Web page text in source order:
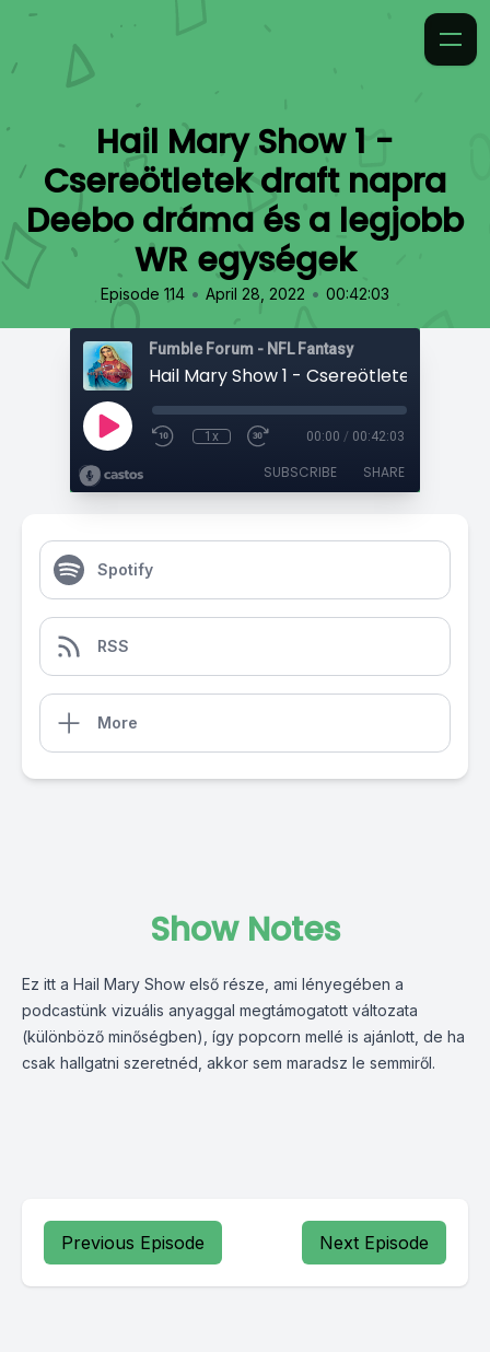
Hail Mary Show 1 -
Csereötletek draft napra
Deebo dráma és a legjobb
WR egységek
Episode 114 • April 28, 2022 • 00:42:03
Fumble Forum - NFL Fantasy
1x 00:00 / 00:42:03
SUBSCRIBE SHARE
Spotify
RSS
More
Show Notes
Ez itt a Hail Mary Show első része, ami lényegében a
podcastünk vizuális anyaggal megtámogatott változata
(különböző minőségben), így popcorn mellé is ajánlott, de ha
csak hallgatni szeretnéd, akkor sem maradsz le semmiről.
Previous Episode Next Episode